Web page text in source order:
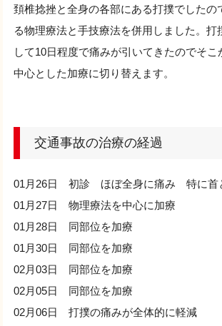
頚椎捻挫と全身の各部にある打撲でしたの
る物理療法と手技療法を併用しました。打
して10日程度で痛みが引いてきたのでそこ
中心とした加療に切り替えます。
交通事故の治療の経過
01月26日 初診 ほぼ全身に痛み 特に首
01月27日 物理療法を中心に加療
01月28日 同部位を加療
01月30日 同部位を加療
02月03日 同部位を加療
02月05日 同部位を加療
02月06日 打撲の痛みが全体的に軽減